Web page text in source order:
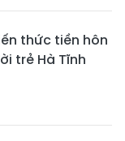
thức tiền hôn
trẻ Hà Tĩnh